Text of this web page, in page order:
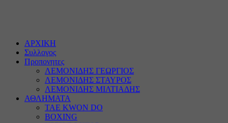
ΑΡΧΙΚΗ
Συλλογος
Προπονητες
ΛΕΜΟΝΙΔΗΣ ΓΕΩΡΓΙΟΣ
ΛΕΜΟΝΙΔΗΣ ΣΤΑΥΡΟΣ
ΛΕΜΟΝΙΔΗΣ ΜΙΛΤΙΑΔΗΣ
ΑΘΛΗΜΑΤΑ
TAE KWON DO
BOXING